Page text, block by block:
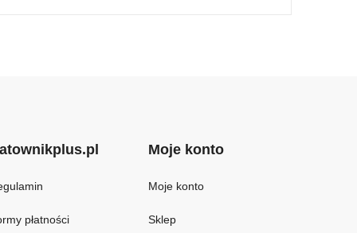
płatności
Moje konto
Moje konto
Sklep